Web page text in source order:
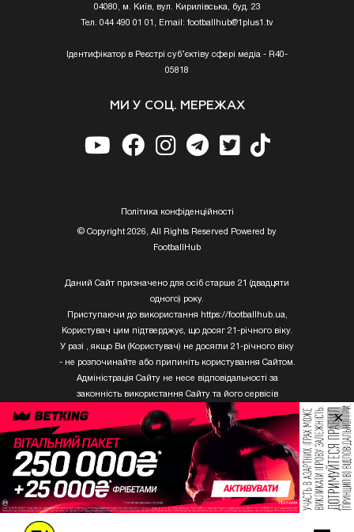
04080, м. Київ, вул. Кирилівська, буд. 23
Тел. 044 490 01 01, Email: footballhub@1plus1.tv
Ідентифікатор в Реєстрі суб’єктіву сфері медіа - R40-
05818
МИ У СОЦ. МЕРЕЖАХ
Полiтика конфiденцiйностi
© Copyright 2026, All Rights Reserved Powered by
FootballHub
Даний Сайт призначено для осіб старше 21 (двадцяти
одного) року.
Приступаючи до використання https://footballhub.ua,
Користувач цим підтверджує, що досяг 21-річного віку.
У разі , якщо Ви (Користувач) не досягли 21-річного віку
- не розпочинайте або припиніть користування Сайтом.
Адміністрація Сайту не несе відповідальності за
законність використання Сайту та його сервісів
Користувачем, який не досяг 21-річного віку.
Твори Getty Images, що розміщені на сайті, не можуть
бути використані третіми особами без письмового
дозволу ТОВ «ГЛОБАЛ ІМІДЖЕС ЮКРЕЙН.
×